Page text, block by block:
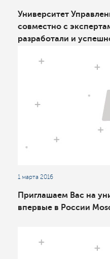
Университет
совместно с
разработали и
1 марта 2016
Приглашаем Вас на
впервые в России